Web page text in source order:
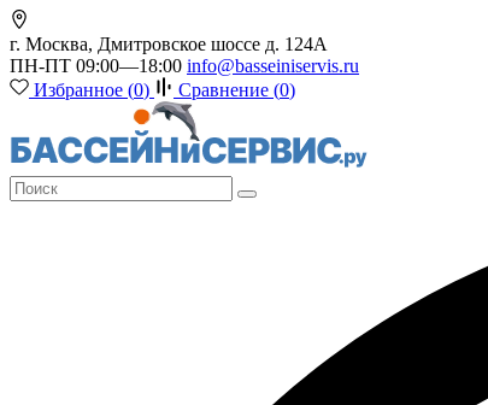
г. Москва, Дмитровское шоссе д. 124А
ПН-ПТ 09:00—18:00 info@basseiniservis.ru
Избранное (0) Сравнение (0)